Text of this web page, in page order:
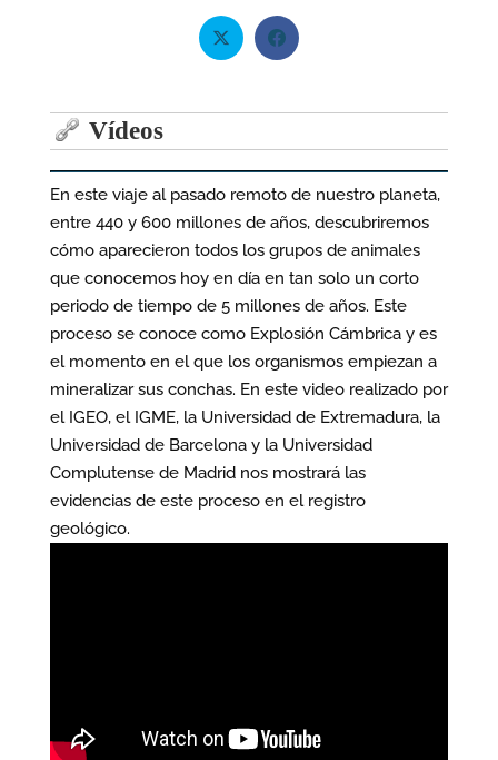
Vídeos
En este viaje al pasado remoto de nuestro planeta,
entre 440 y 600 millones de años, descubriremos
cómo aparecieron todos los grupos de animales
que conocemos hoy en día en tan solo un corto
periodo de tiempo de 5 millones de años. Este
proceso se conoce como Explosión Cámbrica y es
el momento en el que los organismos empiezan a
mineralizar sus conchas. En este video realizado por
el IGEO, el IGME, la Universidad de Extremadura, la
Universidad de Barcelona y la Universidad
Complutense de Madrid nos mostrará las
evidencias de este proceso en el registro
geológico.